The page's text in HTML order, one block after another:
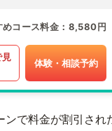
めコース料金 8,580円
見
体験・相談予約
ンで料金が割引され